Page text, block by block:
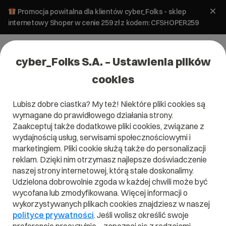
Promocja powitalna dla klientów cyber_Folks - sklep
internetowy Shoper w cenie 259 zł z kodem: CFSHOPER259
Certyfikat SSL
Sectigo
StandardSSL v2.0
Skonfiguruj wybrany pakiet i sprawdź, co
najchętniej wybierali do niego inni
użytkownicy.
cyber_Folks S.A. – Ustawienia plików
cookies
Lubisz dobre ciastka? My też! Niektóre pliki cookies są
wymagane do prawidłowego działania strony.
Zaakceptuj także dodatkowe pliki cookies, związane z
wydajnością usług, serwisami społecznościowymi i
marketingiem. Pliki cookie służą także do personalizacji
reklam. Dzięki nim otrzymasz najlepsze doświadczenie
naszej strony internetowej, którą stale doskonalimy.
Udzielona dobrowolnie zgoda w każdej chwili może być
wycofana lub zmodyfikowana. Więcej informacji o
wykorzystywanych plikach cookies znajdziesz w naszej
polityce prywatności. Jeśli wolisz określić swoje